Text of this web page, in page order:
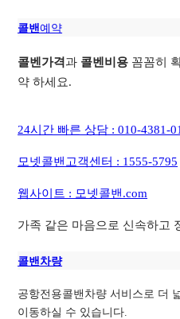
콜밴예약
콜벤가격과 콜벤비용 꼼꼼히
약 하세요.
24시간 빠른 상담 : 010-4381-
모넷콜밴고객센터 : 1555-5795
웹사이트 : 모넷콜밴.com
가족 같은 마음으로 신속하고
콜밴차량
공항전용콜밴차량 서비스로 더
이동하실 수 있습니다.